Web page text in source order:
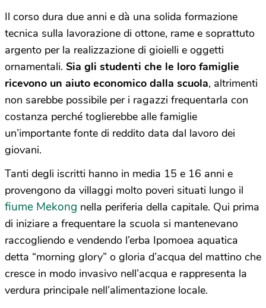
Il corso dura due anni e dà una solida formazione
tecnica sulla lavorazione di ottone, rame e soprattuto
argento per la realizzazione di gioielli e oggetti
ornamentali. Sia gli studenti che le loro famiglie
ricevono un aiuto economico dalla scuola, altrimenti
non sarebbe possibile per i ragazzi frequentarla con
costanza perché toglierebbe alle famiglie
un’importante fonte di reddito data dal lavoro dei
giovani.
Tanti degli iscritti hanno in media 15 e 16 anni e
provengono da villaggi molto poveri situati lungo il
fiume Mekong nella periferia della capitale. Qui prima
di iniziare a frequentare la scuola si mantenevano
raccogliendo e vendendo l’erba Ipomoea aquatica
detta “morning glory” o gloria d’acqua del mattino che
cresce in modo invasivo nell’acqua e rappresenta la
verdura principale nell’alimentazione locale.